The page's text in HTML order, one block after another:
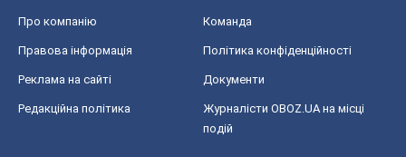
Про компанію Команда
Правова інформація Політика конфіденційності
Реклама на сайті Документи
Редакційна політика
Журналісти OBOZ.UA на місці
подій